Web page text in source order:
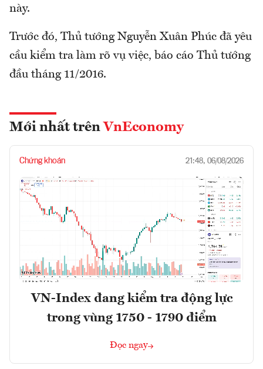
này.
Trước đó, Thủ tướng Nguyễn Xuân Phúc đã yêu
cầu kiểm tra làm rõ vụ việc, báo cáo Thủ tướng
đầu tháng 11/2016.
Mới nhất trên VnEconomy
Chứng khoán 21:48, 06/08/2026
VN-Index đang kiểm tra động lực
trong vùng 1750 - 1790 điểm
Đọc ngay